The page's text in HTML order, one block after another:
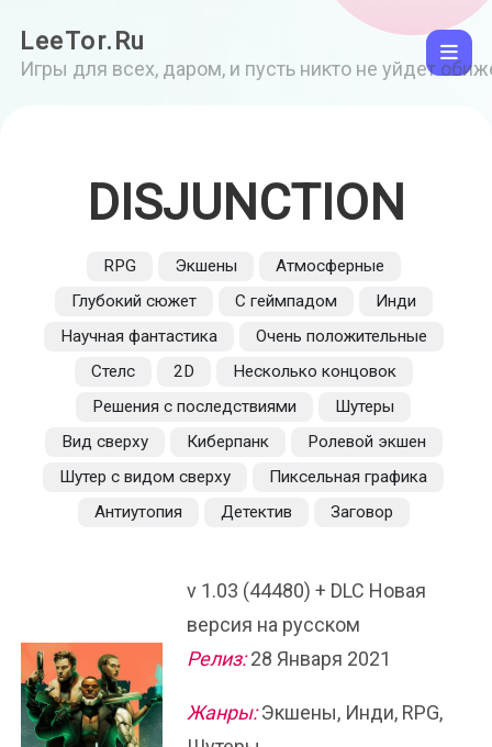
LeeTor.Ru
Игры для всех, даром, и пусть никто не уйдет
DISJUNCTION
RPG Экшены
Атмосферные
Глубокий сюжет
С геймпадом
Инди
Научная фантастика
Очень положительные
Стелс
2D
Несколько концовок
Решения с последствиями
Шутеры
Вид сверху
Киберпанк
Ролевой экшен
Шутер с видом сверху
Пиксельная графика
Антиутопия
Детектив Заговор
v 1.03 (44480) + DLC Новая
версия на русском
Релиз:28 Января 2021
Жанры:Экшены, Инди, RPG,